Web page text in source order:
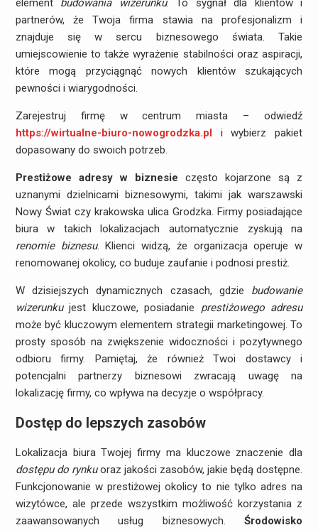
element budowania wizerunku. To sygnał dla klientów i
partnerów, że Twoja firma stawia na profesjonalizm i
znajduje się w sercu biznesowego świata. Takie
umiejscowienie to także wyrażenie stabilności oraz aspiracji,
które mogą przyciągnąć nowych klientów szukających
pewności i wiarygodności.
Zarejestruj firmę w centrum miasta – odwiedź
https://wirtualne-biuro-nowogrodzka.pl i wybierz pakiet
dopasowany do swoich potrzeb.
Prestiżowe adresy w biznesie często kojarzone są z
uznanymi dzielnicami biznesowymi, takimi jak warszawski
Nowy Świat czy krakowska ulica Grodzka. Firmy posiadające
biura w takich lokalizacjach automatycznie zyskują na
renomie biznesu. Klienci widzą, że organizacja operuje w
renomowanej okolicy, co buduje zaufanie i podnosi prestiż.
W dzisiejszych dynamicznych czasach, gdzie budowanie
wizerunkujest kluczowe, posiadanie prestiżowego adresu
może być kluczowym elementem strategii marketingowej. To
prosty sposób na zwiększenie widoczności i pozytywnego
odbioru firmy. Pamiętaj, że również Twoi dostawcy i
potencjalni partnerzy biznesowi zwracają uwagę na
lokalizację firmy, co wpływa na decyzje o współpracy.
Dostęp do lepszych zasobów
Lokalizacja biura Twojej firmy ma kluczowe znaczenie dla
dostępu do rynkuoraz jakości zasobów, jakie będą dostępne.
Funkcjonowanie w prestiżowej okolicy to nie tylko adres na
wizytówce, ale przede wszystkim możliwość korzystania z
zaawansowanych usług biznesowych.Środowisko